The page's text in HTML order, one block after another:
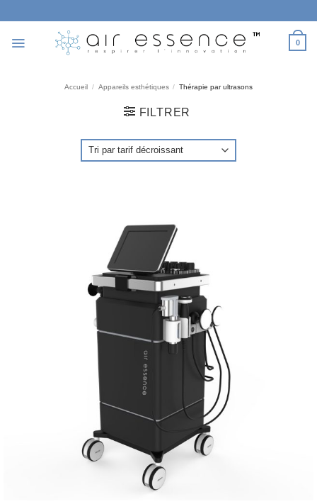
contenu
0
Accueil / Appareils esthétiques / Thérapie par ultrasons
FILTRER